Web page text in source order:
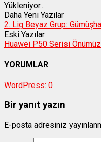
Yükleniyor...
Daha Yeni Yazılar
2. Lig Beyaz Grup:
Eski Yazılar
Huawei P50 Serisi
YORUMLAR
WordPress: 0
Bir yanıt yazın
E-posta adresiniz